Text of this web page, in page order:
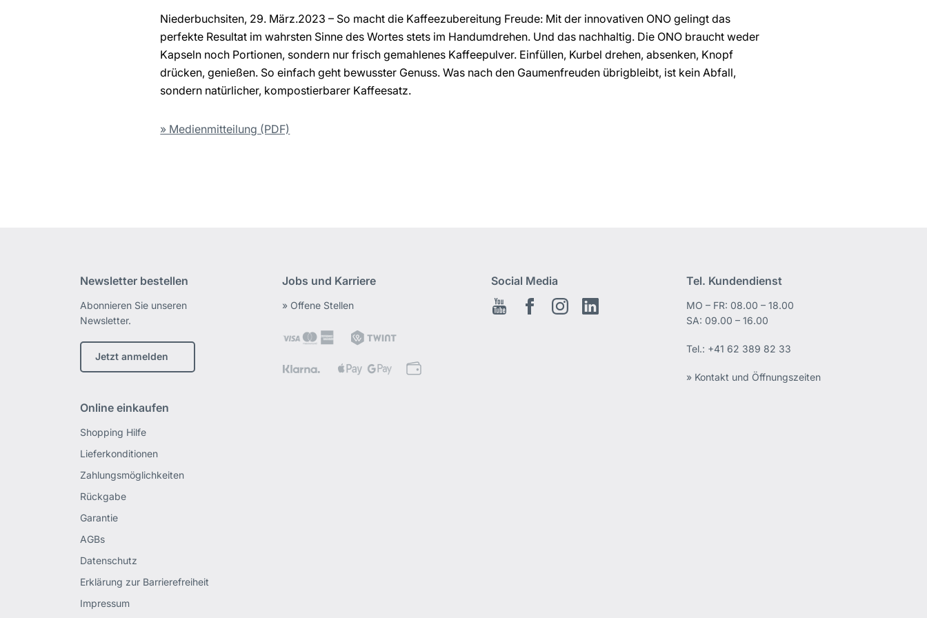
Niederbuchsiten, 29. März.2023 – So macht die Kaffeezubereitung Freude: Mit der innovativen ONO gelingt das
perfekte Resultat im wahrsten Sinne des Wortes stets im Handumdrehen. Und das nachhaltig. Die ONO braucht weder
Kapseln noch Portionen, sondern nur frisch gemahlenes Kaffeepulver. Einfüllen, Kurbel drehen, absenken, Knopf
drücken, genießen. So einfach geht bewusster Genuss. Was nach den Gaumenfreuden übrigbleibt, ist kein Abfall,
sondern natürlicher, kompostierbarer Kaffeesatz.
» Medienmitteilung (PDF)
Newsletter bestellen
Abonnieren Sie unseren
Newsletter.
Jetzt anmelden
Jobs und Karriere
» Offene Stellen
Social Media
Youtube FacebookInstagram
Tel. Kundendienst
MO – FR: 08.00 – 18.00
SA: 09.00 – 16.00
Tel.: +41 62 389 82 33
» Kontakt und Öffnungszeiten
Online einkaufen
Shopping Hilfe
Lieferkonditionen
Zahlungsmöglichkeiten
Rückgabe
Garantie
AGBs
Datenschutz
Erklärung zur Barrierefreiheit
Impressum